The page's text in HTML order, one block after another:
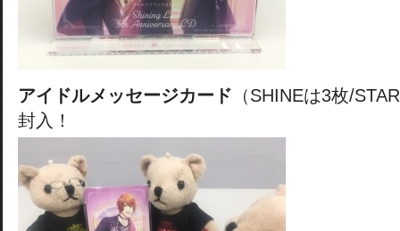
アイドルメッセージカード （SHINEは3枚/
封入！